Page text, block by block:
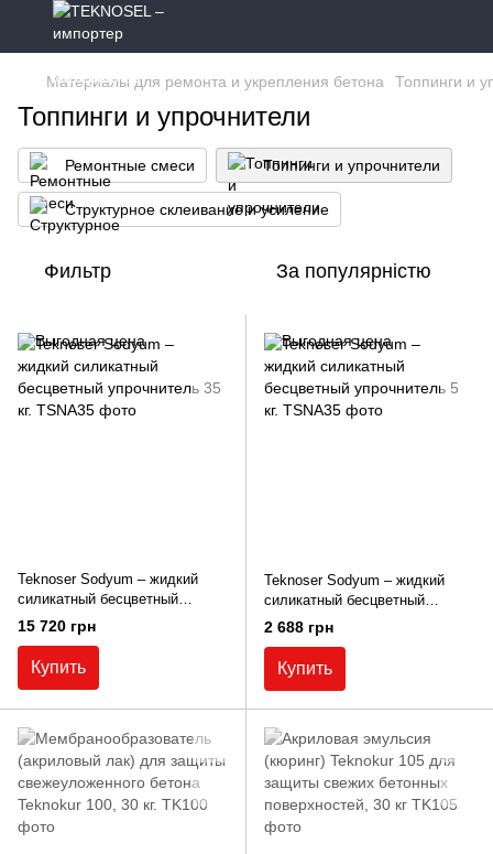
Материалы для ремонта и укрепления бетона Топпинги и
Топпинги и упрочнители
Ремонтные смеси Топпинги и упрочнители
Структурное склеивание и усиление
Фильтр За популярністю
Teknoser Sodyum – жидкий
силикатный бесцветный
упрочнитель 35 кг.
15 720 грн
Купить
Teknoser Sodyum – жидкий
силикатный бесцветный
упрочнитель 5 кг.
2 688 грн
Купить